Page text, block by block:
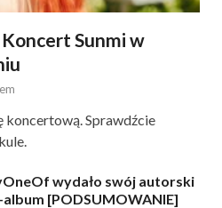
Sunmi w
koncertową. Sprawdźcie
wydało swój autorski
[PODSUMOWANIE]